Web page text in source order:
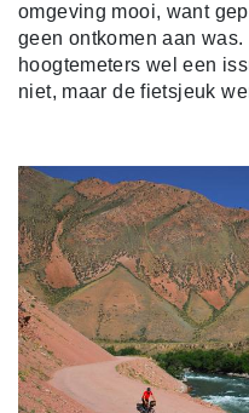
omgeving mooi, want
geen ontkomen aan
hoogtemeters wel een
niet, maar de fietsjeuk